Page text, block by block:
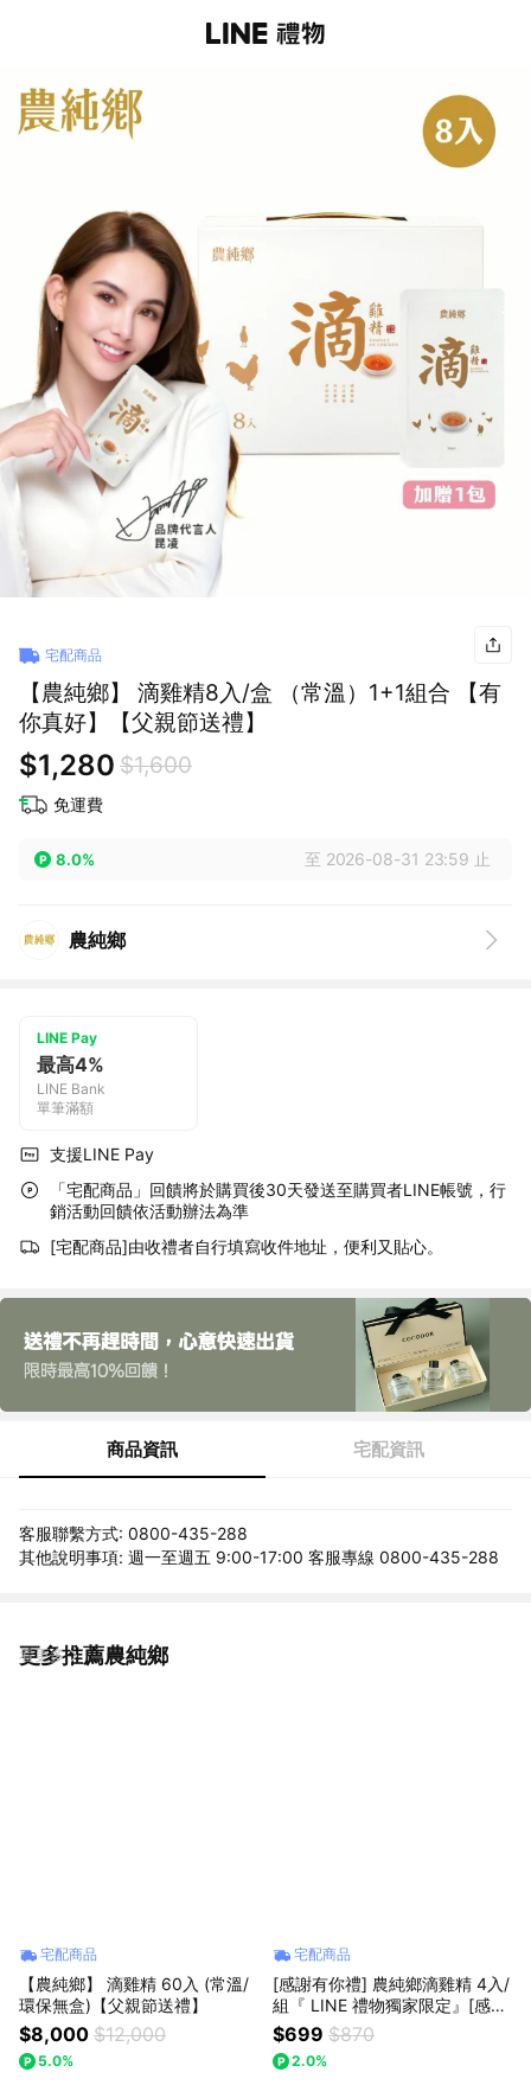
宅配商品
【農純鄉】 滴雞精8入/盒 （常溫）1+1組合 【有
你真好】【父親節送禮】
$1,280 $1,600
免運費
8.0% 至 2026-08-31 23:59 止
農純鄉
LINE Pay
最高4%
LINE Bank
單筆滿額
支援LINE Pay
「宅配商品」回饋將於購買後30天發送至購買者LINE帳號，行
銷活動回饋依活動辦法為準
[宅配商品]由收禮者自行填寫收件地址，便利又貼心。
商品資訊 宅配資訊
客服聯繫方式: 0800-435-288
其他說明事項: 週一至週五 9:00-17:00 客服專線 0800-435-288
更多推薦農純鄉
看更多
宅配商品
【農純鄉】 滴雞精 60入 (常溫/
環保無盒)【父親節送禮】
$8,000 $12,000
5.0%
宅配商品
[感謝有你禮] 農純鄉滴雞精 4入/
組『 LINE 禮物獨家限定』[感謝
生命中的貴人]
$699 $870
2.0%